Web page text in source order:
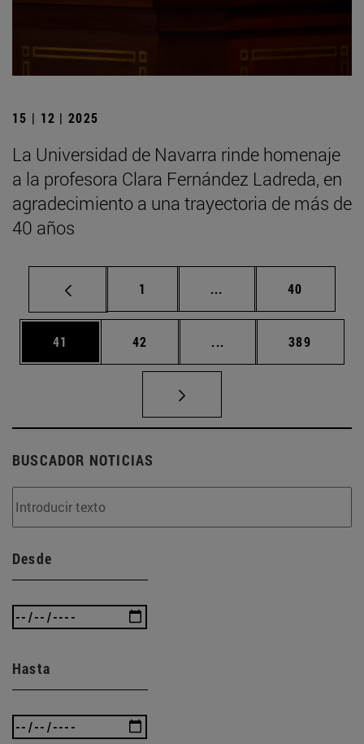
15 | 12 | 2025
La Universidad de Navarra rinde homenaje
a la profesora Clara Fernández Ladreda, en
agradecimiento a una trayectoria de más de
40 años
Página
1 ... Páginas intermedias
Página
40
Página
41 Página
42 ... Páginas intermedias
Página
389
BUSCADOR NOTICIAS
Desde
Hasta